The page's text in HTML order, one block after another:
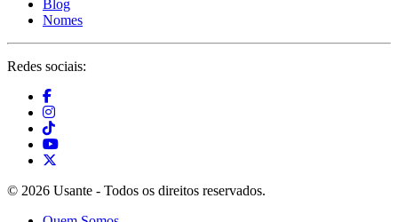
Blog
Nomes
Redes sociais:
© 2026 Usante - Todos os direitos reservados.